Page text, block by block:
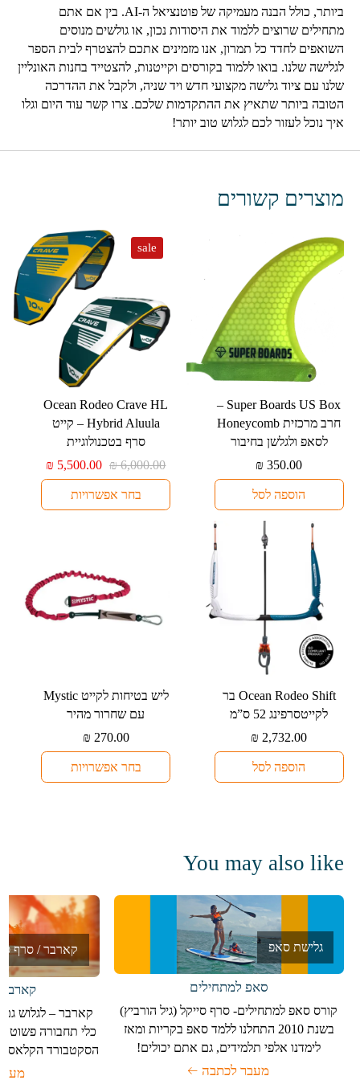
ביותר, כולל הבנה מעמיקה של פוטנציאל ה-AI. בין אם אתם
מתחילים שרוצים ללמוד את היסודות נכון, או גולשים מנוסים
השואפים לחדד כל תמרון, אנו מזמינים אתכם להצטרף לבית הספר
לגלישה שלנו. בואו ללמוד בקורסים וקייטנות, להצטייד בחנות האונליין
שלנו עם ציוד גלישה מקצועי חדש ויד שניה, ולקבל את ההדרכה
הטובה ביותר שתאיץ את ההתקדמות שלכם. צרו קשר עוד היום וגלו
איך נוכל לעזור לכם לגלוש טוב יותר!
מוצרים קשורים
⁦Super Boards US Box⁩ –
חרב מרכזית ⁦Honeycomb⁩
לסאפ ולגלשן בחיבור
₪ 350.00
הוספה לסל
sale
⁦Ocean Rodeo Crave HL
Hybrid Aluula⁩ – קייט
סרף בטכנולוגיית
₪6,000.00
המחיר
המקורי
היה:
₪ 6,000.00.
₪ 5,500.00
המחיר
הנוכחי
₪ 5,500.00.
בחר אפשרויות
למוצר
מספר
סוגים.
⁦Ocean Rodeo Shift⁩ בר
לקייטסרפינג ⁦52⁩ ס”מ
₪ 2,732.00
הוספה לסל
עם שחרור מהיר
₪ 270.00
בחר אפשרויות
למוצר
מספר
ניתן
You may also like
גלישת סאפ
סאפ למתחילים
קורס סאפ למתחילים- סרף סייקל (גיל הורביץ)
בשנת 2010 התחלנו ללמד סאפ בקריות ומאז
לימדנו אלפי תלמידים, גם אתם יכולים!
מעבר לכתבה
קארבר / סרף
קארבר – לגלוש גם
כלי תחבורה פשוט,
הסקטבורד הקלאסי